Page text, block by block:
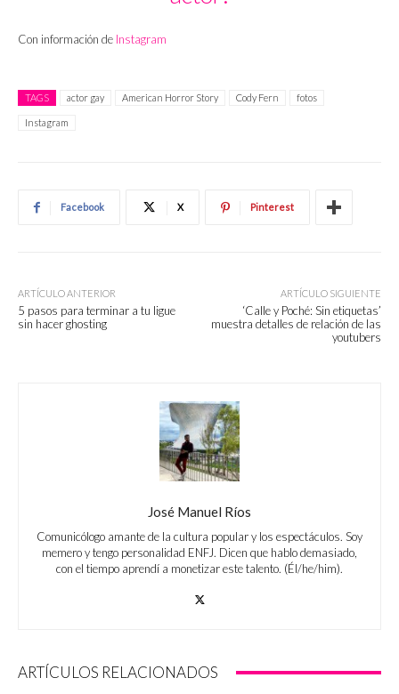
Con información de Instagram
TAGS actor gay American Horror Story Cody Fern fotos
Instagram
Facebook X Pinterest
ARTÍCULO ANTERIOR
5 pasos para terminar a tu ligue
sin hacer ghosting
ARTÍCULO SIGUIENTE
‘Calle y Poché: Sin etiquetas’
muestra detalles de relación de las
youtubers
José Manuel Ríos
Comunicólogo amante de la cultura popular y los espectáculos. Soy
memero y tengo personalidad ENFJ. Dicen que hablo demasiado,
con el tiempo aprendí a monetizar este talento. (Él/he/him).
ARTÍCULOS RELACIONADOS